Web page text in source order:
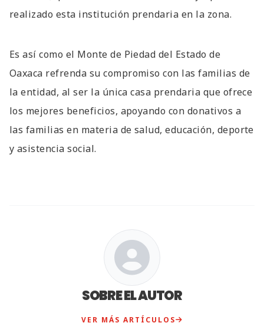
realizado esta institución prendaria en la zona.
Es así como el Monte de Piedad del Estado de
Oaxaca refrenda su compromiso con las familias de
la entidad, al ser la única casa prendaria que ofrece
los mejores beneficios, apoyando con donativos a
las familias en materia de salud, educación, deporte
y asistencia social.
SOBRE EL AUTOR
VER MÁS ARTÍCULOS